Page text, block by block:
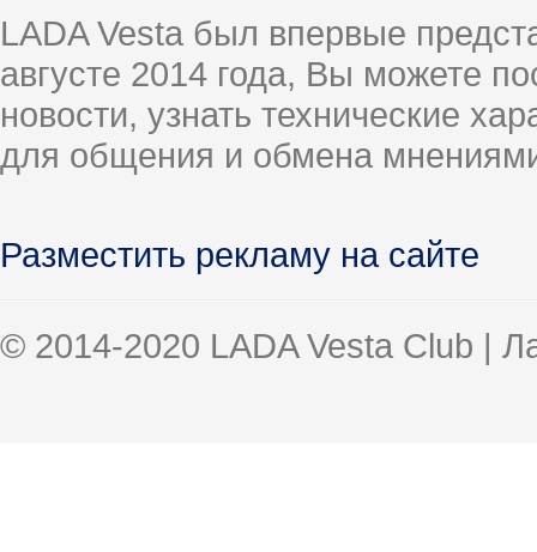
LADA Vesta был впервые
августе 2014 года, Вы можете
новости, узнать технические
для общения и обмена
Разместить рекламу на сайте
© 2014-2020 LADA Vesta Club |